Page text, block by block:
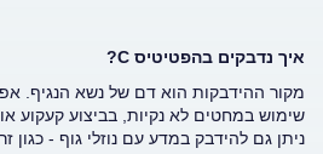
איך נדבקים בהפטיטיס C?
מקור ההידבקות הוא דם של נשא הנגיף.
שימוש במחטים לא נקיות, בביצוע קעקוע
ניתן גם להידבק במדע עם נוזלי גוף - כגון